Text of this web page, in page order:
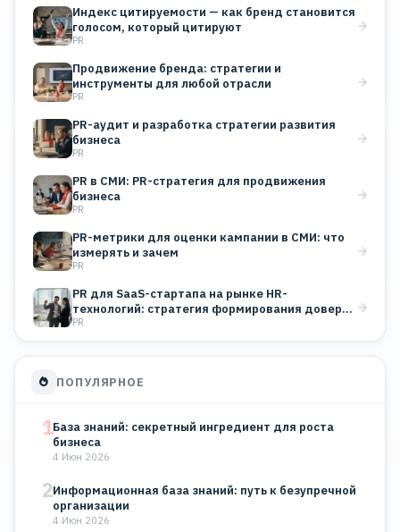
Индекс цитируемости — как бренд становится
голосом, который цитируют
PR
Продвижение бренда: стратегии и
инструменты для любой отрасли
PR
PR-аудит и разработка стратегии развития
бизнеса
PR
PR в СМИ: PR-стратегия для продвижения
бизнеса
PR
PR-метрики для оценки кампании в СМИ: что
измерять и зачем
PR
PR для SaaS-стартапа на рынке HR-
технологий: стратегия формирования доверия
B2B-клиентов
PR
ПОПУЛЯРНОЕ
1База знаний: секретный ингредиент для роста
бизнеса
4 Июн 2026
2Информационная база знаний: путь к безупречной
организации
4 Июн 2026